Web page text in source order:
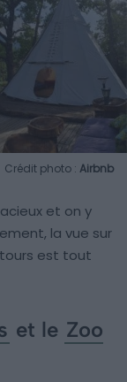
Crédit photo : Airbnb
et on y
la vue sur
est tout
et le Zoo